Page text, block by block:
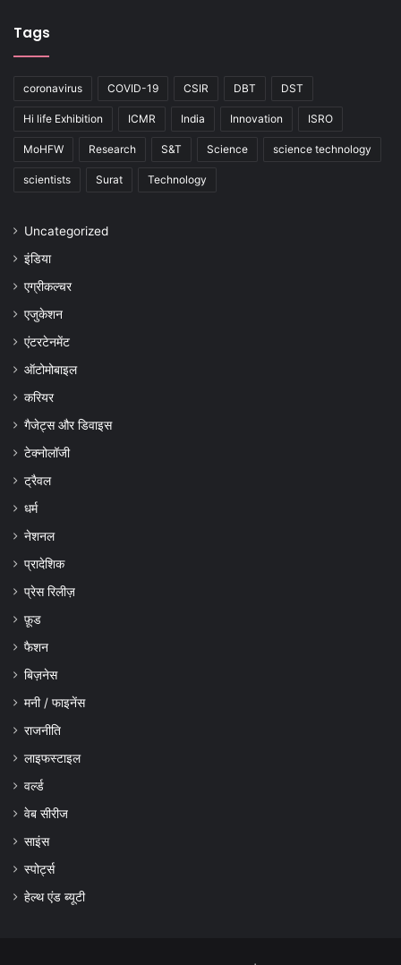
Tags
coronavirus COVID-19 CSIR DBT DST
Hi life Exhibition ICMR India Innovation ISRO
MoHFW Research S&T Science science technology
scientists Surat Technology
Uncategorized
इंडिया
एग्रीकल्चर
एजुकेशन
एंटरटेनमेंट
ऑटोमोबाइल
करियर
गैजेट्स और डिवाइस
टेक्नोलॉजी
ट्रैवल
धर्म
नेशनल
प्रादेशिक
प्रेस रिलीज़
फ़ूड
फैशन
बिज़नेस
मनी / फाइनेंस
राजनीति
लाइफस्टाइल
वर्ल्ड
वेब सीरीज
साइंस
स्पोर्ट्स
हेल्थ एंड ब्यूटी